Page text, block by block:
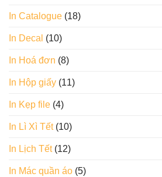
In Catalogue (18)
In Decal (10)
In Hoá đơn (8)
In Hộp giấy (11)
In Kẹp file (4)
In Lì Xì Tết(10)
In Lịch Tết(12)
In Mác quần áo (5)